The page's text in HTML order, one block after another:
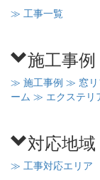
≫ 工事一覧
施工事例
≫ 施工事例 ≫ 窓リ
ーム ≫ エクステリ
対応地域
≫ 工事対応エリア